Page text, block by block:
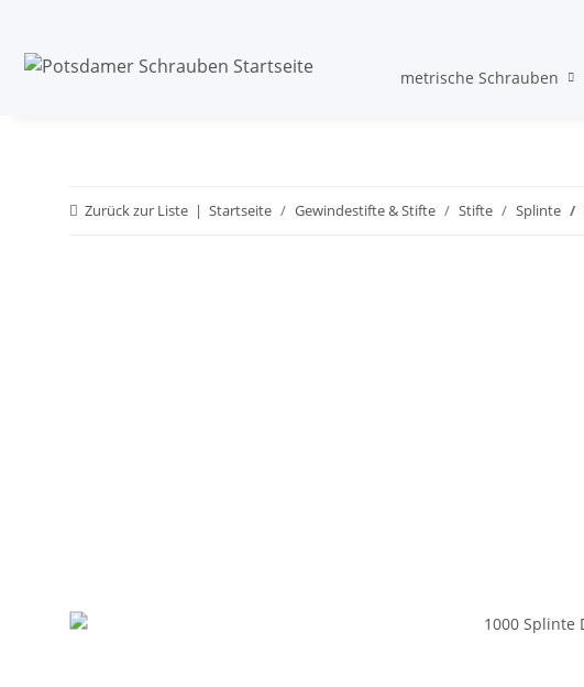
metrische Schrauben
Zurück zur Liste Startseite Gewindestifte & Stifte Stifte Splinte